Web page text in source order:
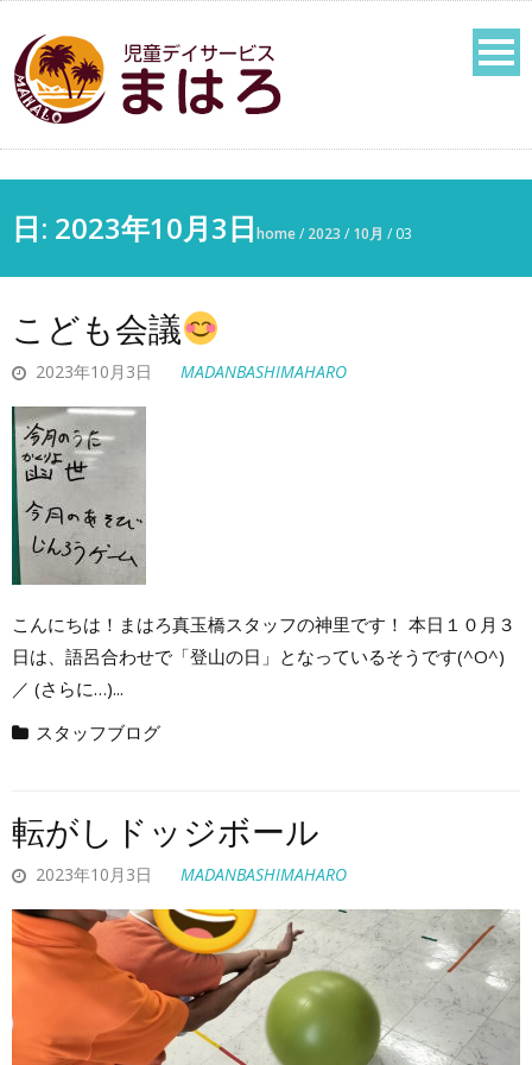
日: 2023年10月3日home/ 2023 / 10月 / 03
こども会議
2023年10月3日 MADANBASHIMAHARO
こんにちは！まはろ真玉橋スタッフの神里です！ 本日１０月３
日は、語呂合わせで「登山の日」となっているそうです(^O^)
／ (さらに…)...
スタッフブログ
転がしドッジボール
2023年10月3日 MADANBASHIMAHARO